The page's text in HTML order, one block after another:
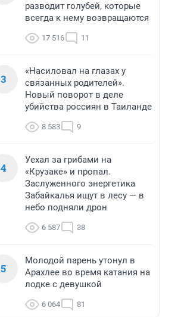
разводит голубей, которые
всегда к нему возвращаются
17 516 11
3
«Насиловал на глазах у
связанных родителей».
Новый поворот в деле
убийства россиян в Таиланде
8 583 9
4
Уехал за грибами на
«Крузаке» и пропал.
Заслуженного энергетика
Забайкалья ищут в лесу — в
небо подняли дрон
6 587 38
5
Молодой парень утонул в
Арахлее во время катания на
лодке с девушкой
6 064 81